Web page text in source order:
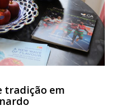
tradição em